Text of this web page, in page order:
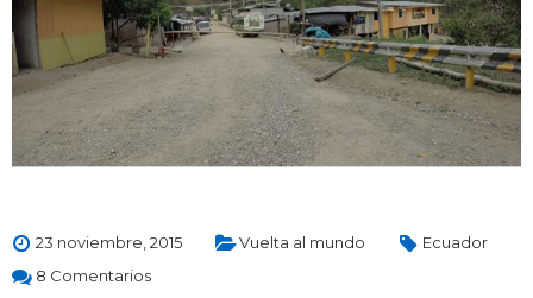
23 noviembre, 2015 Vuelta al mundo
Ecuador
8 Comentarios